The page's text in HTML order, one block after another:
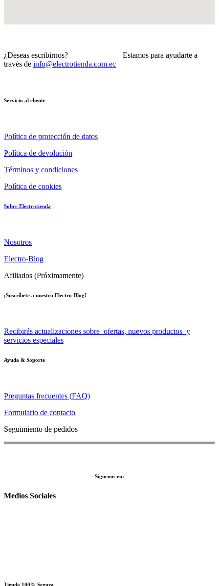
¿Deseas escribirnos? Estamos para ayudarte a
través de info@electrotienda.com.ec
Servicio al cliente
Política de protección de datos
Política de devolución
Términos y condiciones
Política de cookies
Sobre Electrotienda
Nosotros
Electro-Blog
Afiliados (Próximamente)
¡Suscríbete a nuestro Electro-Blog!
Recibirás actualizaciones sobre ofertas, nuevos productos y
servicios especiales
Ayuda & Soporte
Preguntas frecuentes (FAQ)
Formulario de contacto
Seguimiento de pedidos
Síguenos en:
Medios Sociales
Tienda 100% Segura